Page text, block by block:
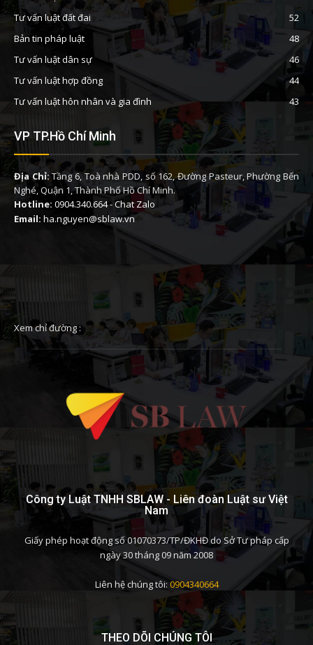
Tư vấn luật đất đai
52
Bản tin pháp luật
48
Tư vấn luật dân sự
46
Tư vấn luật hợp đồng
44
Tư vấn luật hôn nhân và gia đình
43
VP TP.Hồ Chí Minh
Địa Chỉ:Tầng 6, Toà nhà PDD, số 162, Đường Pasteur, Phường Bến
Nghé, Quận 1, Thành Phố Hồ Chí Minh.
Hotline: 0904.340.664-Chat Zalo
Email: ha.nguyen@sblaw.vn
Xem chỉ đường :
Công ty Luật TNHH SBLAW - Liên đoàn Luật sư Việt
Nam
Giấy phép hoạt động số 01070373/TP/ĐKHĐ do Sở Tư pháp cấp
ngày 30 tháng 09 năm 2008
Liên hệ chúng tôi: 0904340664
THEO DÕI CHÚNG TÔI